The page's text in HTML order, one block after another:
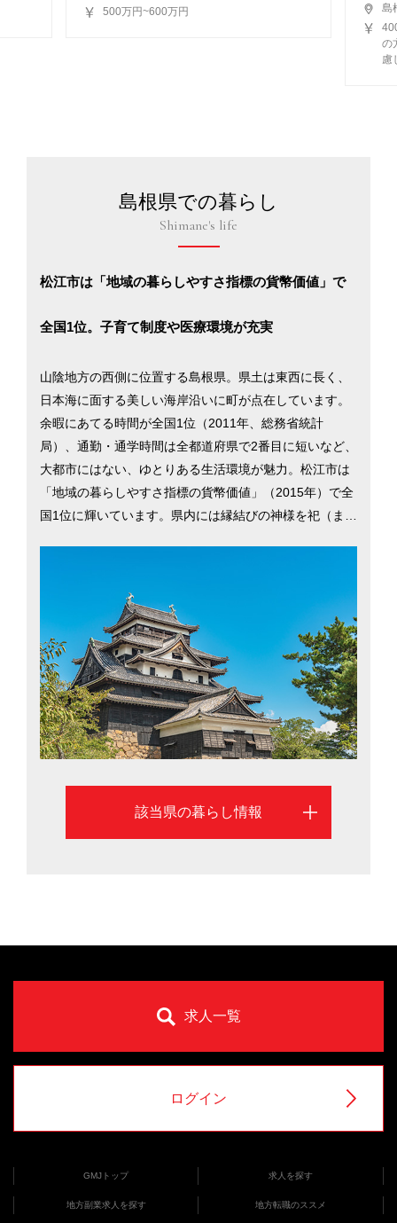
500万円~600万円
島
の
慮
島根県での暮らし
Shimane's life
松江市は「地域の暮らしやすさ指標の貨幣価値」で
全国1位。子育て制度や医療環境が充実
山陰地方の西側に位置する島根県。県土は東西に長く、
日本海に面する美しい海岸沿いに町が点在しています。
余暇にあてる時間が全国1位（2011年、総務省統計
局）、通勤・通学時間は全都道府県で2番目に短いなど、
大都市にはない、ゆとりある生活環境が魅力。松江市は
「地域の暮らしやすさ指標の貨幣価値」（2015年）で全
国1位に輝いています。県内には縁結びの神様を祀（ま
人も多い島根県について、松江市と出雲市を中心に紹介
します。
該当県の暮らし情報
求人一覧
ログイン
GMJトップ 求人を探す
地方副業求人を探す 地方転職のススメ